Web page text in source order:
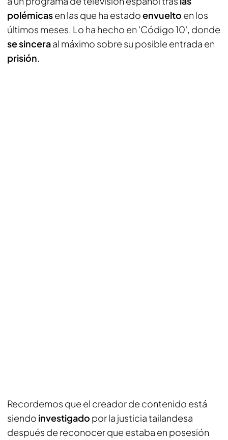
polémicasen las que ha estadoenvuelto en los
últimos meses. Lo ha hecho en 'Código 10', donde
se sinceraal máximo sobre su posible entrada en
prisión.
Recordemos que el creador de contenido está
siendo investigado por la justicia tailandesa
después de reconocer que estaba en posesión